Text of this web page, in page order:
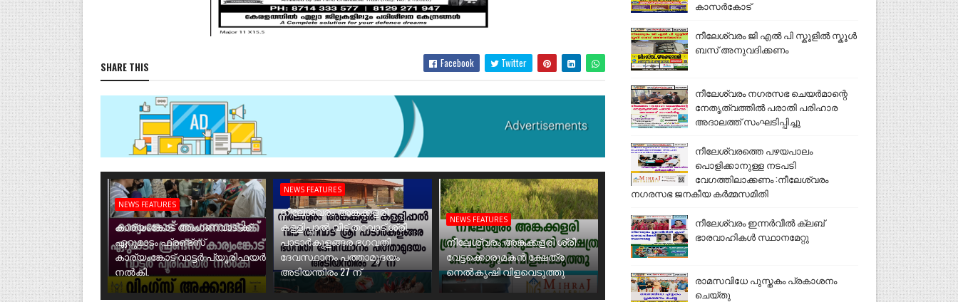
SHARE THIS Facebook Twitter
NEWS FEATURES
കാര്യംങ്കോട് അംഗണവാടിക്ക്
ഏറുമാടം ഫ്രണ്ട്സ്
കാര്യംങ്കോട് വാട്ടർ പ്യൂരിഫയർ
നൽകി.
NEWS FEATURES
നീലേശ്വരം അങ്കക്കളരി
കള്ളിപ്പാൽ വീട് തറവാട് ശ്രീ
പാടാർകുളങ്ങര ഭഗവതി
ദേവസ്ഥാനം പത്താമുദയം
അടിയന്തിരം 27 ന്
NEWS FEATURES
നീലേശ്വരം അങ്കക്കളരി ശ്രീ
വേട്ടക്കൊരുമകൻ ക്ഷേത്ര
നെൽകൃഷി വിളവെടുത്തു
കാസർകോട്
നീലേശ്വരം ജി എൽ പി സ്കൂളിൽ സ്കൂൾ
ബസ് അനുവദിക്കണം
നീലേശ്വരം നഗരസഭ ചെയർമാന്റെ
നേതൃത്വത്തിൽ പരാതി പരിഹാര
അദാലത്ത് സംഘടിപ്പിച്ചു
നീലേശ്വരത്തെ പഴയപാലം
പൊളിക്കാനുള്ള നടപടി
വേഗത്തിലാക്കണം :നീലേശ്വരം
നഗരസഭ ജനകീയ കർമ്മസമിതി
നീലേശ്വരം ഇന്നർവീൽ ക്ലബ്
ഭാരവാഹികൾ സ്ഥാനമേറ്റു
രാമസവിധേ പുസ്തകം പ്രകാശനം
ചെയ്തു